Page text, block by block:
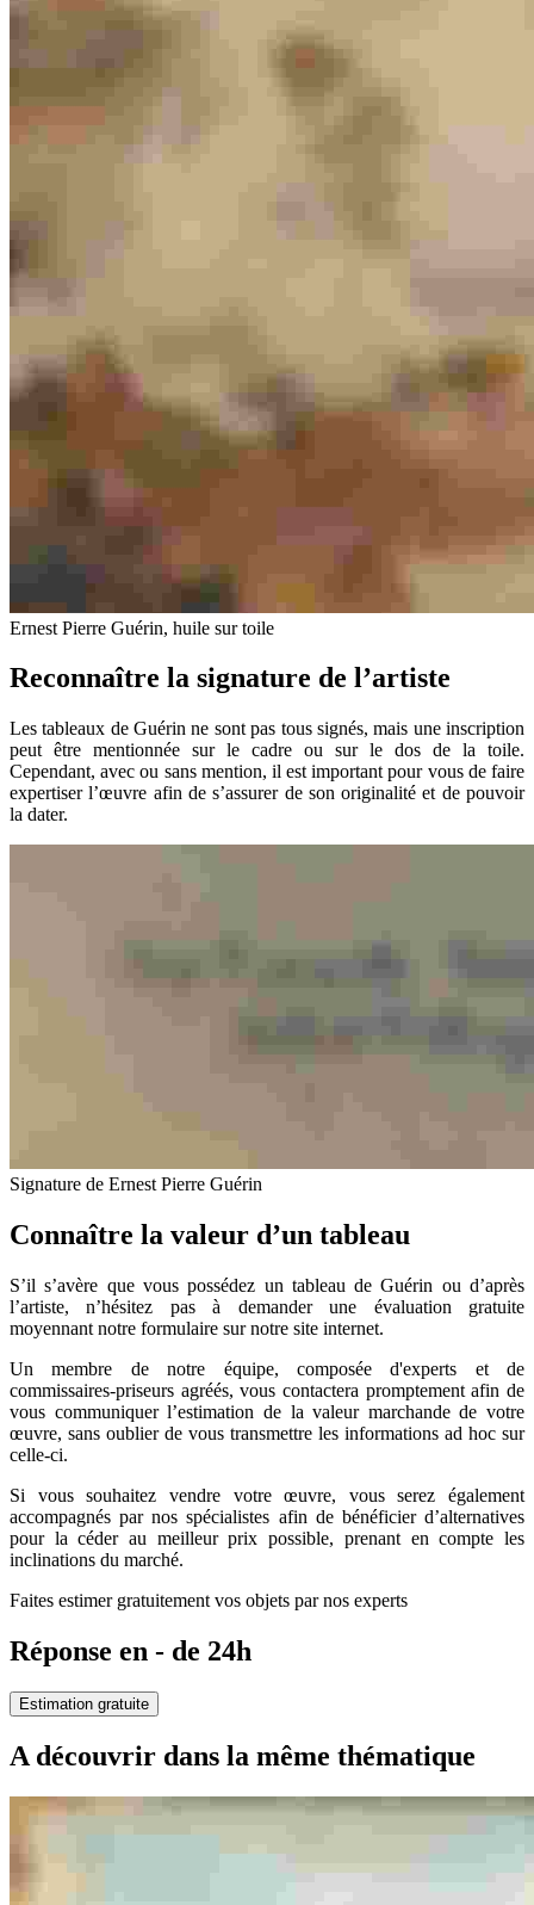
Ernest Pierre Guérin, huile sur toile
Reconnaître la signature de l’artiste
Les tableaux de Guérin ne sont pas tous signés, mais une inscription
peut être mentionnée sur le cadre ou sur le dos de la toile.
Cependant, avec ou sans mention, il est important pour vous de faire
expertiser l’œuvre afin de s’assurer de son originalité et de pouvoir
la dater.
Signature de Ernest Pierre Guérin
Connaître la valeur d’un tableau
S’il s’avère que vous possédez un tableau de Guérin ou d’après
l’artiste, n’hésitez pas à demander une évaluation gratuite
moyennant notre formulaire sur notre site internet.
Un membre de notre équipe, composée d'experts et de
commissaires-priseurs agréés, vous contactera promptement afin de
vous communiquer l’estimation de la valeur marchande de votre
œuvre, sans oublier de vous transmettre les informations ad hoc sur
celle-ci.
Si vous souhaitez vendre votre œuvre, vous serez également
accompagnés par nos spécialistes afin de bénéficier d’alternatives
pour la céder au meilleur prix possible, prenant en compte les
inclinations du marché.
Faites estimer gratuitement vos objets par nos experts
Réponse en - de 24h
Estimation gratuite
A découvrir dans la même thématique